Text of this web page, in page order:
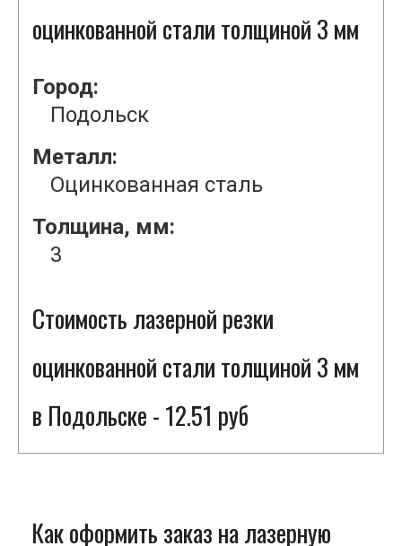
оцинкованной стали толщиной 3 мм
Город:
Подольск
Металл:
Оцинкованная сталь
Толщина, мм:
3
Стоимость лазерной резки
оцинкованной стали толщиной 3 мм
в Подольске - 12.51 руб
Как оформить заказ на лазерную